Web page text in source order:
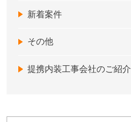
新着案件
その他
提携内装工事会社のご紹介